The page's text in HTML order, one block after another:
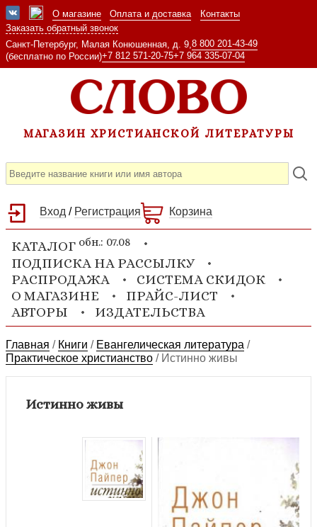
О магазине Оплата и доставка
Контакты
Заказать обратный звонок
Санкт-Петербург, Малая Конюшенная, д. 9, 8 800 201-43-49
(бесплатно по России)+7 812 571-20-75+7 964 335-07-04
МАГАЗИН ХРИСТИАНСКОЙ ЛИТЕРАТУРЫ
Вход / Регистрация Корзина
КАТАЛОГ обн.: 07.08
ПОДПИСКА НА РАССЫЛКУ
РАСПРОДАЖА
СИСТЕМА СКИДОК
О МАГАЗИНЕ
ПРАЙС-ЛИСТ
АВТОРЫ
ИЗДАТЕЛЬСТВА
Главная / Книги / Евангелическая литература /
Практическое христианство / Истинно живы
Истинно живы